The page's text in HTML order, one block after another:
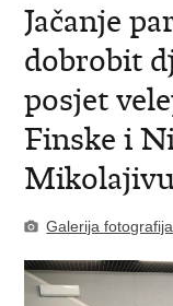
Jačanje
dobrobit
posjet
Finske i
Galerija fotografija